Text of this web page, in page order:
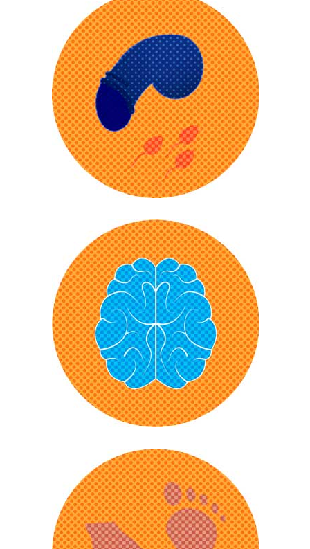
reizen die Wände der Blutgefäße.
Der Körper wehrt sich und
Entzündungen sind die Folge. Es
entstehen Ablagerungen, im
Volksmund Arterienverkalkung
genannt. Die Gefäße verengen sich,
Herz, Hirn und Beine werden
schlecht durchblutet. Die Folgen
können Herzinfarkt, Schlaganfall
und Raucherbein sein.
Blutdruck.
Rauchen erhöht das Risiko von
Impotenz und Erektionsstörungen.
Die Gifte aus dem Zigarettenrauch
verteilen sich mit dem Blut im
ganzen Körper. In den Hoden
stören sie das Wachstum und die
Entwicklung der Spermien. Sie sind
deshalb oft kleiner und weniger
beweglich als die von
Nichtrauchern.Der Tabakrauch
beeinträchtigt zudem die Fähigkeit
weiten oder zu verengen. Für eine
Erektion ist das unverzichtbar.
Rauchen macht körperlich und
psychisch abhängig. Das im Tabak
enthaltene Nikotin setzt im Gehirn
zahlreiche Neurotransmitter frei, die
anfangs ein Wohlgefühl auslösen,